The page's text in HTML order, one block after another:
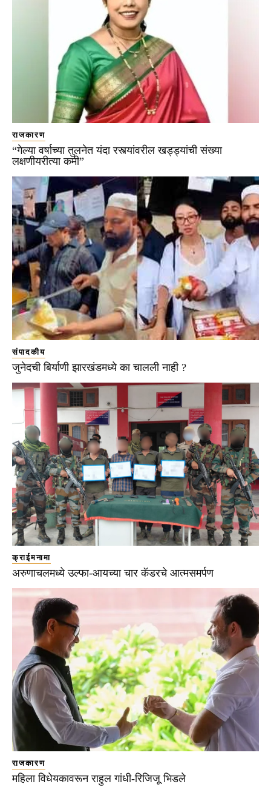
राजकारण
“गेल्या वर्षाच्या तुलनेत यंदा रस्त्यांवरील खड्ड्यांची संख्या
लक्षणीयरीत्या कमी”
संपादकीय
जुनेदची बिर्याणी झारखंडमध्ये का चालली नाही ?
क्राईमनामा
अरुणाचलमध्ये उल्फा-आयच्या चार कॅडरचे आत्मसमर्पण
राजकारण
महिला विधेयकावरून राहुल गांधी-रिजिजू भिडले